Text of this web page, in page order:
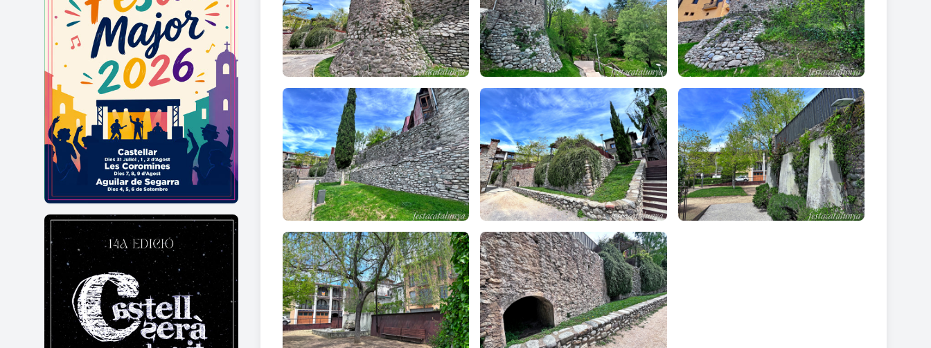
El tram de ponent està situat al front de ponent de la Vila Vella, molt a prop de la font d'en Roca. Es tracta del tram més
complet i ben conservat de la muralla de Sant Joan de les Abadesses. Un dels portals d'accés estava situat a prop d'aquest
indret, i cal esmentar que algunes de les cases de l'extrem oposat a la torre tenen com a fonaments paraments de la muralla.
També hi ha restes d’un tram de muralla entre el passeig del Comte Guifré i del carrer Major (segle XIV) i al passeig del
Comte Guifré núm. 2. Al carrer Major, a més, es descobrí un element que corresponia al sistema de tancament del portal
d'accés a la Vila Vella.